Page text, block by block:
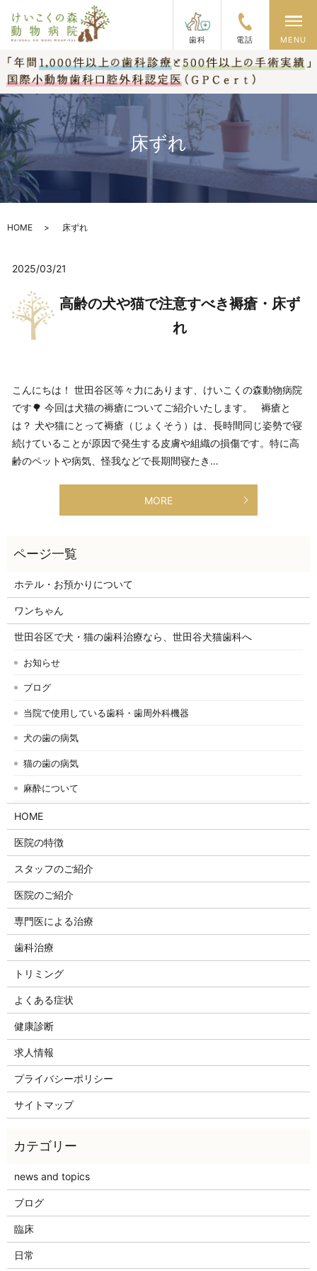
歯科 電話
メ
MENU
床ずれ
HOME 床ずれ
2025/03/21
高齢の犬や猫で注意すべき褥瘡・床ず
れ
こんにちは！ 世田谷区等々力にあります、けいこくの森動物病院
です🌳 今回は犬猫の褥瘡についてご紹介いたします。 褥瘡と
は？ 犬や猫にとって褥瘡（じょくそう）は、長時間同じ姿勢で寝
続けていることが原因で発生する皮膚や組織の損傷です。特に高
齢のペットや病気、怪我などで長期間寝たき…
MORE
ホテル・お預かりについて
ワンちゃん
世田谷区で犬・猫の歯科治療なら、世田谷犬猫歯科へ
お知らせ
ブログ
当院で使用している歯科・歯周外科機器
犬の歯の病気
猫の歯の病気
麻酔について
HOME
医院の特徴
スタッフのご紹介
医院のご紹介
専門医による治療
歯科治療
トリミング
よくある症状
健康診断
求人情報
プライバシーポリシー
サイトマップ
news and topics
ブログ
臨床
日常